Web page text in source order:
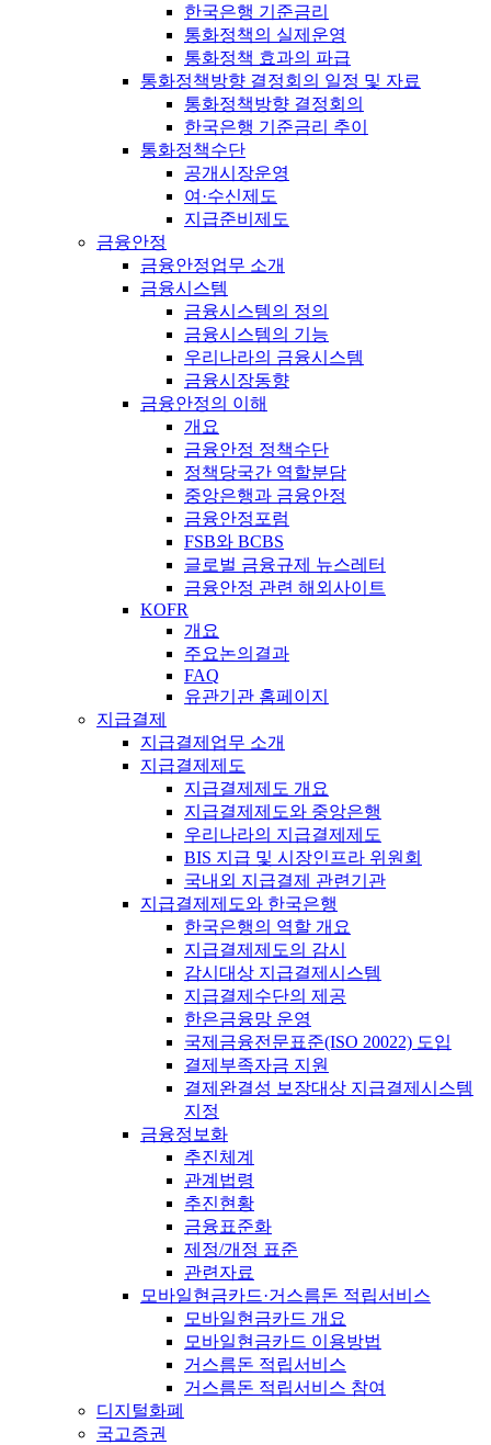
한국은행 기준금리
통화정책의 실제운영
통화정책 효과의 파급
통화정책방향 결정회의 일정 및 자료
통화정책방향 결정회의
한국은행 기준금리 추이
통화정책수단
공개시장운영
여·수신제도
지급준비제도
금융안정
금융안정업무 소개
금융시스템
금융시스템의 정의
금융시스템의 기능
우리나라의 금융시스템
금융시장동향
금융안정의 이해
개요
금융안정 정책수단
정책당국간 역할분담
중앙은행과 금융안정
금융안정포럼
FSB와 BCBS
글로벌 금융규제 뉴스레터
금융안정 관련 해외사이트
KOFR
개요
주요논의결과
FAQ
유관기관 홈페이지
지급결제
지급결제업무 소개
지급결제제도
지급결제제도 개요
지급결제제도와 중앙은행
우리나라의 지급결제제도
BIS 지급 및 시장인프라 위원회
국내외 지급결제 관련기관
지급결제제도와 한국은행
한국은행의 역할 개요
지급결제제도의 감시
감시대상 지급결제시스템
지급결제수단의 제공
한은금융망 운영
국제금융전문표준(ISO 20022) 도입
결제부족자금 지원
결제완결성 보장대상 지급결제시스템
지정
금융정보화
추진체계
관계법령
추진현황
금융표준화
제정/개정 표준
관련자료
모바일현금카드·거스름돈 적립서비스
모바일현금카드 개요
모바일현금카드 이용방법
거스름돈 적립서비스
거스름돈 적립서비스 참여
디지털화폐
국고증권